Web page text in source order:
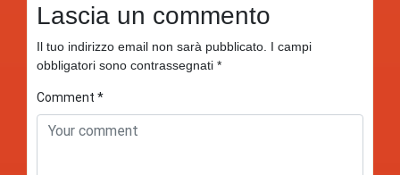
Lascia un commento
Il tuo indirizzo email non sarà pubblicato. I campi
obbligatori sono contrassegnati *
Comment *